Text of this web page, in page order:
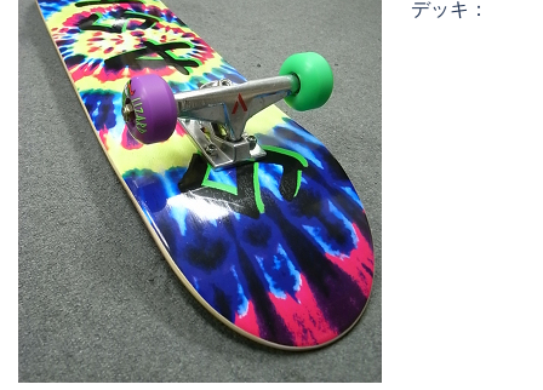
デッキ：